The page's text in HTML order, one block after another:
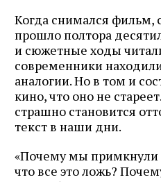
Когда снимался фильм,
прошло полтора
и сюжетные ходы
современники
аналогии. Но в том и
кино, что оно не
страшно становится
текст в наши дни.
«Почему мы
что все это ложь?